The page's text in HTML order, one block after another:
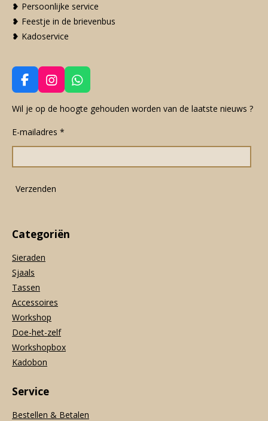
❥ Persoonlijke service
❥ Feestje in de brievenbus
❥ Kadoservice
F
a
c
b
o
I
n
s
a
g
m
W
h
a
A
Wil je op de hoogte gehouden worden van de laatste nieuws ?
E-mailadres *
Verzenden
Categoriën
Sieraden
Sjaals
Tassen
Accessoires
Workshop
Doe-het-zelf
Workshopbox
Kadobon
Service
Bestellen & Betalen